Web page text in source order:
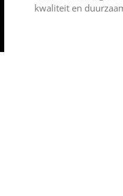
kwaliteit en